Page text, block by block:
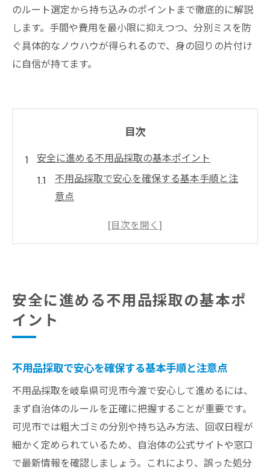
のルート選定から持ち込みのポイントまで徹底的に解説
します。手間や費用を最小限に抑えつつ、分別ミスを防
ぐ具体的なノウハウが得られるので、身の回りの片付け
に自信が持てます。
目次
安全に進める不用品採取の基本ポイント
不用品採取で安心を確保する基本手順と注
意点
不用品回収の安心な進め方と適正な選び方
不用品採取時にチェックすべき危険回避策
可児市今渡で不用品処分を効率化する方法
不用品回収の効率的な進め方と持ち込み活
用法
可児市今渡での不用品処分ポイントを解説
不用品の迅速な処分方法と時間短縮のポイ
ント
安全に進める不用品採取の基本ポ
イント
不用品採取で安心を確保する基本手順と注意点
不用品採取を岐阜県可児市今渡で安心して進めるには、
まず自治体のルールを正確に把握することが重要です。
可児市では粗大ゴミの分別や持ち込み方法、回収日程が
細かく定められているため、自治体の公式サイトや窓口
で最新情報を確認しましょう。これにより、誤った処分